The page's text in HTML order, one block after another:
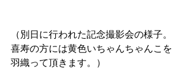
（別日に行われた記念撮影会の様子。
喜寿の方には黄色いちゃんちゃんこを
羽織って頂きます。）